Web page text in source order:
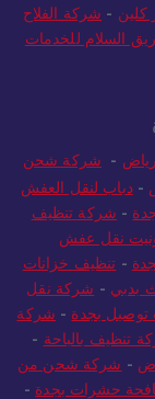
للشحن الدولي -نتايج
كلين-شركة الفلاح
-
شركة شحن
- دباب لنقل العفش
-شركة تنظيف
نقل عفش
-
تنظيف خزانات
بدبي -شركة نقل
توصيل بجدة-شركة
تنظيف بالباحة -
- شركة شحن من